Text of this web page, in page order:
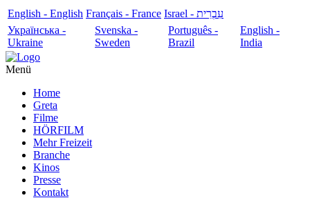
English - English Français - France
עִבְרִית - Israel
Українська -
Ukraine
Svenska -
Sweden
Português -
Brazil
English -
India
Menü
Home
Greta
Filme
HÖRFILM
Mehr Freizeit
Branche
Kinos
Presse
Kontakt